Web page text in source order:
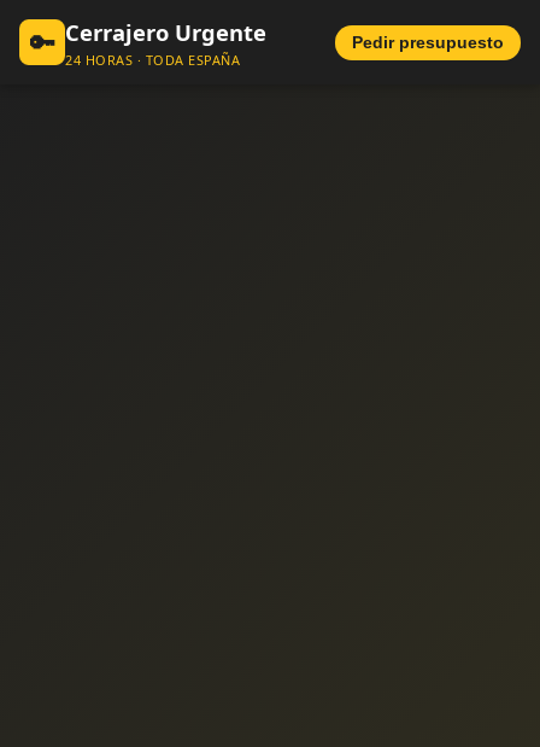
🔑 Cerrajero Urgente
24 HORAS · TODA ESPAÑA
Pedir presupuesto